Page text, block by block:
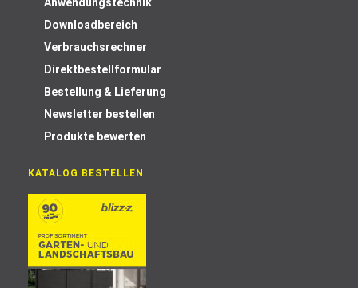
Downloadbereich
Verbrauchsrechner
Direktbestellformular
Bestellung & Lieferung
Newsletter bestellen
Produkte bewerten
KATALOG BESTELLEN